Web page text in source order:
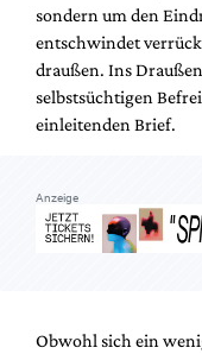
sondern um den
entschwindet
draußen. Ins
selbstsüchtigen
einleitenden Brief.
Anzeige
Obwohl sich ein